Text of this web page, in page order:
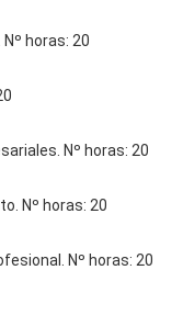
horas: 20
Nº horas: 20
Nº horas: 20
Nº horas: 20